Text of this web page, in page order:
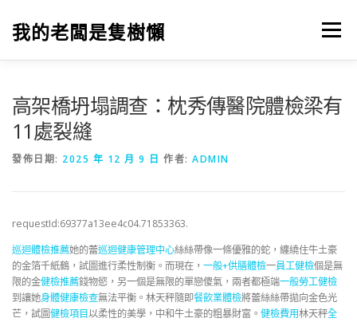
我的老闆是隻樹懶 選單
高架橋坍塌調查：枕秀傳醫院體檢梁有
11處裂縫
發佈日期: 2025 年 12 月 9 日 作者: ADMIN
requestId:69377a13ee4c04.71853363.
巡迴體檢推薦她的蕾巡迴健康管理中心絲絲帶像一條優雅的蛇，纏繞住牛土豪
的金箔千紙鶴，試圖進行柔性制衡。而現在， 一般+供膳體檢一員工健檢個是無
限的金健檢推薦錢物慾，另一個是無限的單戀傻氣，兩者都極端一般勞工健檢
到讓她身體健康檢查無法平衡。林天秤隨即餐飲業體檢將蕾絲絲帶拋向金色光
芒，試圖健檢項目以柔性的美學，中和牛土豪的粗暴財富。 健檢費用林天秤全